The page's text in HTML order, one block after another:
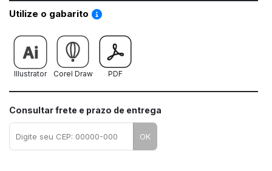
Utilize o gabarito Saiba como utilizar os nossos gabaritos
Illustrator Corel Draw PDF
Consultar frete e prazo de entrega
OK